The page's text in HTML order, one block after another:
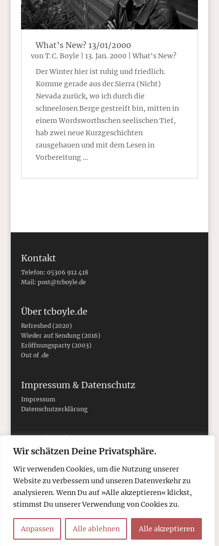
Wir schätzen Deine Privatsphäre.
Wir verwenden Cookies, um die Nutzung unserer
Website zu verbessern und unseren Datenverkehr zu
analysieren. Wenn Du auf »Alle akzeptieren« klickst,
stimmst Du unserer Verwendung von Cookies zu.
Anpassen Alle ablehnen Alle akzeptieren
What’s New? 13/01/2000
vonT.C. Boyle 13. Jan. 2000 |What's New?
Der Winter hier ist ruhig und friedlich.
Komme gerade aus der Sierra (Nicht)
Nevada zurück, wo ich durch die
schneelosen Berge gestreift bin, mitten in
einem Wordsworthschen seelischen Tief,
hab zwei neue Kurzgeschichten
rausgehauen und mit dem Lesen in
Vorbereitung …
Kontakt
Telefon: 05306 912 418
Mail: post@tcboyle.de
Über tcboyle.de
Refreshed (2020)
Wieder auf Sendung (2016)
Eröffnungsparty (2003)
Out of .de
Impressum & Datenschutz
Impressum
Datenschutzerklärung
Social Media